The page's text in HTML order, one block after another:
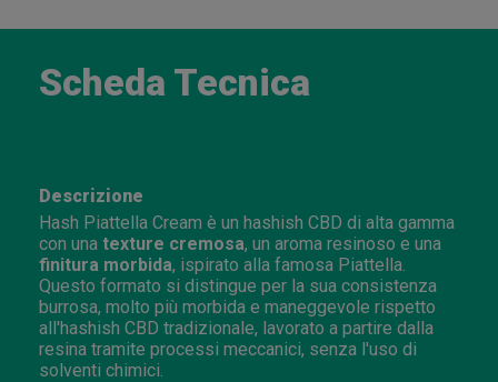
Scheda Tecnica
Descrizione
Hash Piattella Cream è un hashish CBD di alta gamma
con una texture cremosa, un aroma resinoso e una
finitura morbida, ispirato alla famosa Piattella.
Questo formato si distingue per la sua consistenza
burrosa, molto più morbida e maneggevole rispetto
all'hashish CBD tradizionale, lavorato a partire dalla
resina tramite processi meccanici, senza l'uso di
solventi chimici.